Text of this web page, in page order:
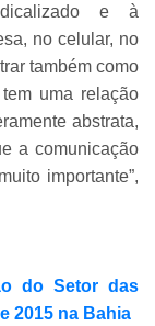
e à
no celular, no
também como
uma relação
abstrata,
a comunicação
importante”,
do Setor das
2015 na Bahia